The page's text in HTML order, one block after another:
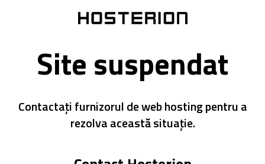
Site suspendat
Contactați furnizorul de web hosting pentru a
rezolva această situație.